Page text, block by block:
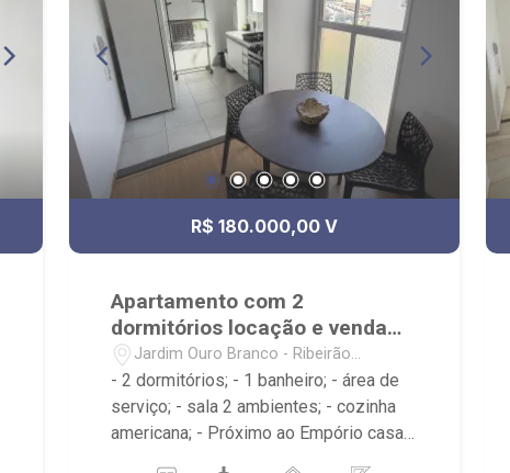
R$ 180.000,00 V
Apartamento com 2
dormitórios locação e venda
Jardim Ouro Branco
Jardim Ouro Branco - Ribeirão
Preto/SP
- 2 dormitórios; - 1 banheiro; - área de
serviço; - sala 2 ambientes; - cozinha
americana; - Próximo ao Empório casa